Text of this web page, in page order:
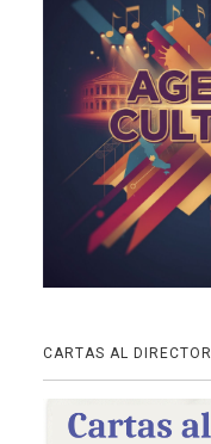
CARTAS AL DIRECTOR